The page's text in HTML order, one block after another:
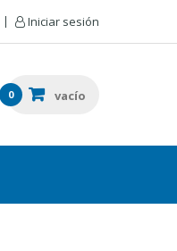
Iniciar sesión
0 vacío